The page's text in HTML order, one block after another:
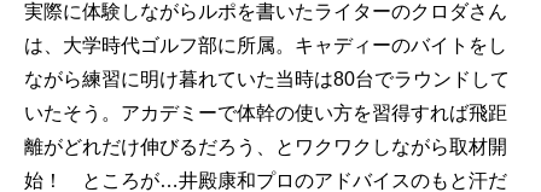
実際に体験しながらルポを書いたライターのクロダさん
は、大学時代ゴルフ部に所属。キャディーのバイトをし
ながら練習に明け暮れていた当時は80台でラウンドして
いたそう。アカデミーで体幹の使い方を習得すれば飛距
離がどれだけ伸びるだろう、とワクワクしながら取材開
始！ ところが…井殿康和プロのアドバイスのもと汗だ